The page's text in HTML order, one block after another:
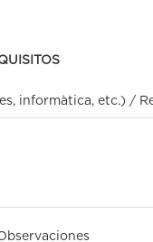
informàtica, etc.) /